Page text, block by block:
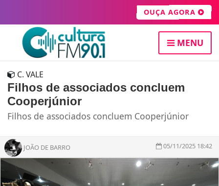
OUÇA AGORA
MENU
C. VALE
Filhos de associados concluem
Cooperjúnior
Filhos de associados concluem Cooperjúnior
JOÃO DE BARRO 05/11/2025 18:42